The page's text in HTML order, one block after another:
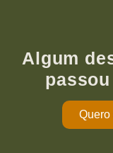
Algum
Quero